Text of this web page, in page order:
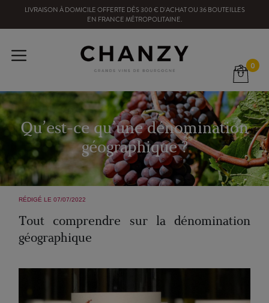
LIVRAISON À DOMICILE OFFERTE DÈS300€ D'ACHAT OU 36BOUTEILLES
EN FRANCE MÉTROPOLITAINE.
0
Qu’est-ce qu’une dénomination
géographique ?
RÉDIGÉ LE 07/07/2022
Tout comprendre sur la dénomination
géographique